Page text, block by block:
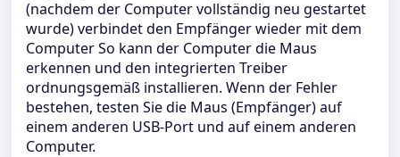
(nachdem der Computer vollständig neu gestartet
wurde) verbindet den Empfänger wieder mit dem
Computer So kann der Computer die Maus
erkennen und den integrierten Treiber
ordnungsgemäß installieren. Wenn der Fehler
bestehen, testen Sie die Maus (Empfänger) auf
einem anderen USB-Port und auf einem anderen
Computer.